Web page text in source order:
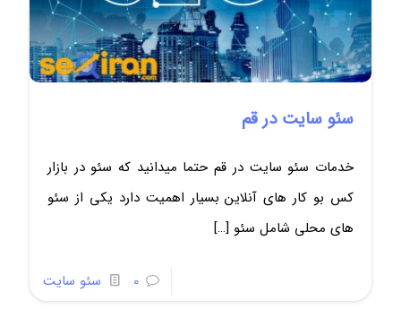
سئو سایت در قم
خدمات سئو سایت در قم حتما میدانید که سئو در بازار
کس بو کار های آنلاین بسیار اهمیت دارد یکی از سئو
های محلی شامل سئو […]
0 سئو سایت